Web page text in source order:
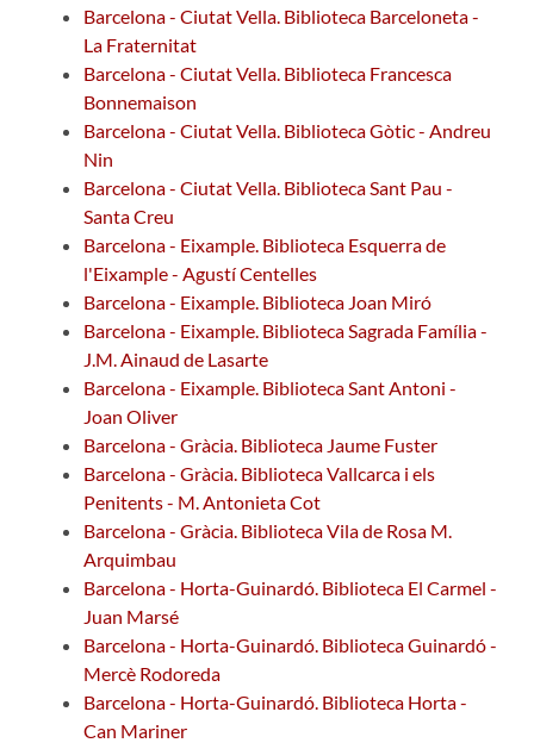
Barcelona - Ciutat Vella. Biblioteca Barceloneta -
La Fraternitat
Barcelona - Ciutat Vella. Biblioteca Francesca
Bonnemaison
Barcelona - Ciutat Vella. Biblioteca Gòtic - Andreu
Nin
Barcelona - Ciutat Vella. Biblioteca Sant Pau -
Santa Creu
Barcelona - Eixample. Biblioteca Esquerra de
l'Eixample - Agustí Centelles
Barcelona - Eixample. Biblioteca Joan Miró
Barcelona - Eixample. Biblioteca Sagrada Família -
J.M. Ainaud de Lasarte
Barcelona - Eixample. Biblioteca Sant Antoni -
Joan Oliver
Barcelona - Gràcia. Biblioteca Jaume Fuster
Barcelona - Gràcia. Biblioteca Vallcarca i els
Penitents - M. Antonieta Cot
Barcelona - Gràcia. Biblioteca Vila de Rosa M.
Arquimbau
Barcelona - Horta-Guinardó. Biblioteca El Carmel -
Juan Marsé
Barcelona - Horta-Guinardó. Biblioteca Guinardó -
Mercè Rodoreda
Barcelona - Horta-Guinardó. Biblioteca Horta -
Can Mariner